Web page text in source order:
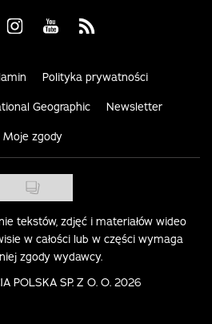
on Facebook
Visit us on Instagram
Visit us on Youtube
Visit us on Rss
Polityka prywatności
Geographic Newsletter
Moje zgody
tekstów, zdjęć i materiałów wideo
w całości lub w części wymaga
zgody wydawcy.
POLSKA SP. Z O. O. 2026